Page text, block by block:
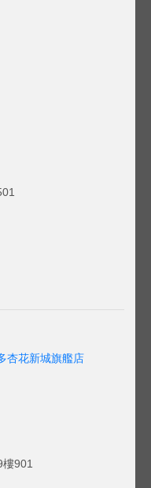
杏花新城旗艦店
901